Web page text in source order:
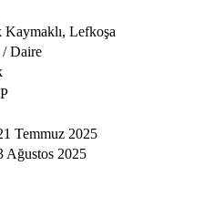
Lefkoşa
Daire
Temmuz 2025
Ağustos 2025